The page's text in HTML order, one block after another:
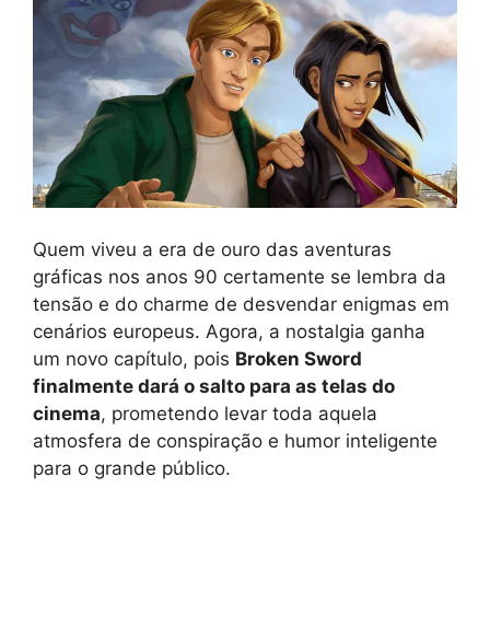
Quem viveu a era de ouro das aventuras
gráficas nos anos 90 certamente se lembra da
tensão e do charme de desvendar enigmas em
cenários europeus. Agora, a nostalgia ganha
um novo capítulo, pois Broken Sword
finalmente dará o salto para as telas do
cinema, prometendo levar toda aquela
atmosfera de conspiração e humor inteligente
para o grande público.